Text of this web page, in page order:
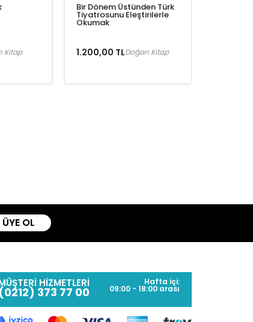
Kitap
Bir Dönem Üstünden Türk
Tiyatrosunu Eleştirilerle
Okumak
1.200,00 TLDoğan Kitap
ÜYE OL
HİZMETLERİ
(0212) 373 77 00
Hafta içi:
09:00 - 18:00 arası